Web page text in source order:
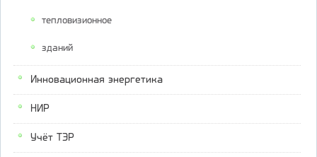
тепловизионное
зданий
Инновационная энергетика
НИР
Учёт ТЭР